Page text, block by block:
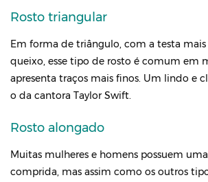
Rosto triangular
Em forma de triângulo, com a testa mais
queixo, esse tipo de rosto é comum em
apresenta traços mais finos. Um lindo e
o da cantora Taylor Swift.
Rosto alongado
Muitas mulheres e homens possuem
comprida, mas assim como os outros